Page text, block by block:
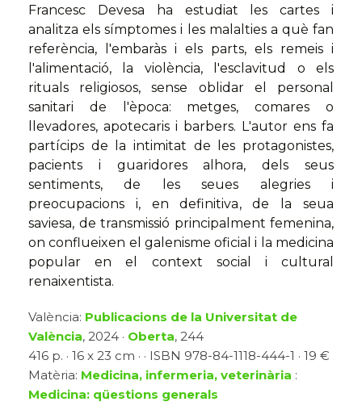
Francesc Devesa ha estudiat les cartes i
analitza els símptomes i les malalties a què fan
referència, l'embaràs i els parts, els remeis i
l'alimentació, la violència, l'esclavitud o els
rituals religiosos, sense oblidar el personal
sanitari de l'època: metges, comares o
llevadores, apotecaris i barbers. L'autor ens fa
partícips de la intimitat de les protagonistes,
pacients i guaridores alhora, dels seus
sentiments, de les seues alegries i
preocupacions i, en definitiva, de la seua
saviesa, de transmissió principalment femenina,
on conflueixen el galenisme oficial i la medicina
popular en el context social i cultural
renaixentista.
València: Publicacions de la Universitat de
València, 2024 · Oberta, 244
416 p. · 16 x 23 cm · · ISBN 978-84-1118-444-1 · 19 €
Matèria: Medicina, infermeria, veterinària :
Medicina: qüestions generals